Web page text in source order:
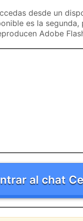
desde un
es la segunda,
Adobe
al chat